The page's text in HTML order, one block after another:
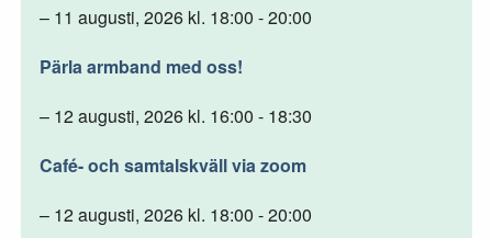
– 11 augusti, 2026 kl. 18:00 - 20:00
Pärla armband med oss!
– 12 augusti, 2026 kl. 16:00 - 18:30
Café- och samtalskväll via zoom
– 12 augusti, 2026 kl. 18:00 - 20:00